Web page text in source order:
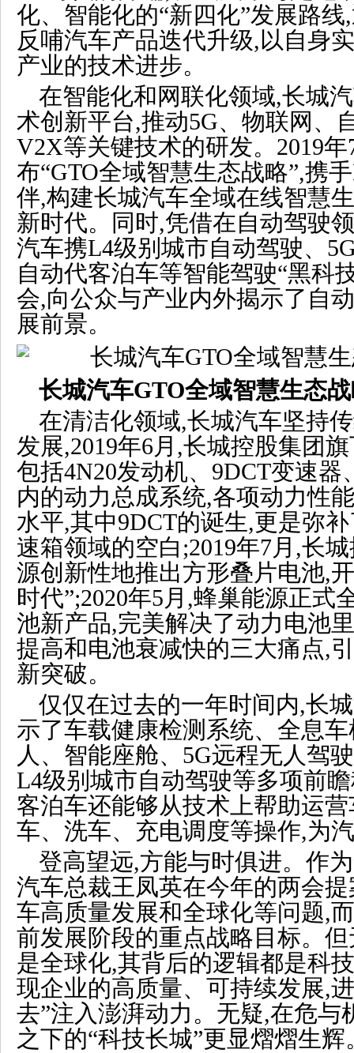
化、智能化的“新四化”发展路
反哺汽车产品迭代升级,以自身
产业的技术进步。
在智能化和网联化领域,长城
术创新平台,推动5G、物联网、
V2X等关键技术的研发。2019
布“GTO全域智慧生态战略”,携
伴,构建长城汽车全域在线智慧
新时代。同时,凭借在自动驾驶
汽车携L4级别城市自动驾驶、
自动代客泊车等智能驾驶“黑科
会,向公众与产业内外揭示了自
展前景。
长城汽车GTO全域智慧生态
在清洁化领域,长城汽车坚持
发展,2019年6月,长城控股集团
包括4N20发动机、9DCT变速器
内的动力总成系统,各项动力性
水平,其中9DCT的诞生,更是弥
速箱领域的空白;2019年7月,长
源创新性地推出方形叠片电池,
时代”;2020年5月,蜂巢能源正式
池新产品,完美解决了动力电池
提高和电池衰减快的三大痛点,
新突破。
仅仅在过去的一年时间内,长
示了车载健康检测系统、全息
人、智能座舱、5G远程无人驾
L4级别城市自动驾驶等多项前
客泊车还能够从技术上帮助运
车、洗车、充电调度等操作,为
登高望远,方能与时俱进。作
汽车总裁王凤英在今年的两会
车高质量发展和全球化等问题,
前发展阶段的重点战略目标。
是全球化,其背后的逻辑都是科
现企业的高质量、可持续发展,
去”注入澎湃动力。无疑,在危与
之下的“科技长城”更显熠熠生辉